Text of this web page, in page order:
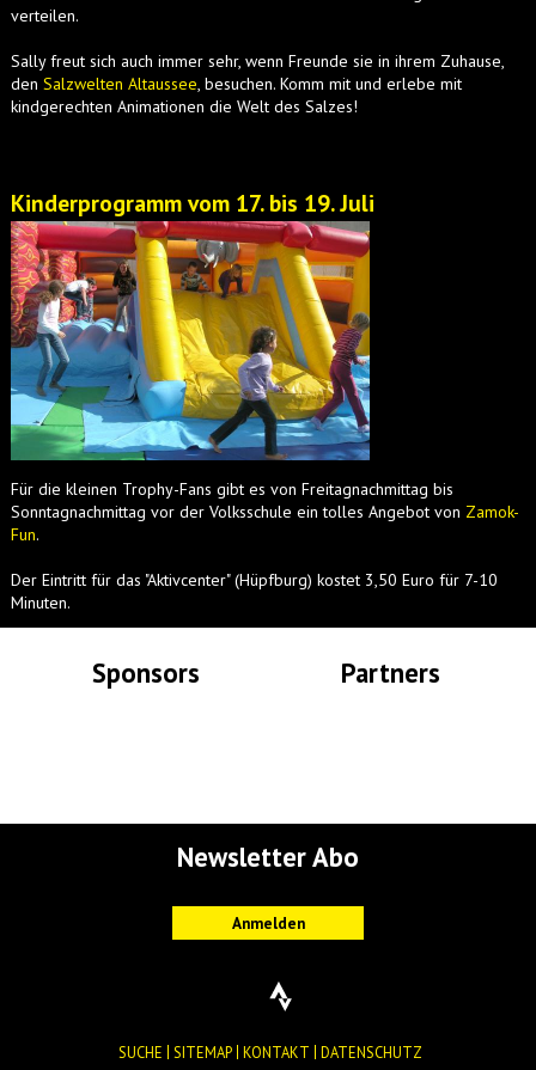
verteilen.
Sally freut sich auch immer sehr, wenn Freunde sie in ihrem Zuhause,
den Salzwelten Altaussee, besuchen. Komm mit und erlebe mit
kindgerechten Animationen die Welt des Salzes!
Kinderprogramm vom 17. bis 19. Juli
Für die kleinen Trophy-Fans gibt es von Freitagnachmittag bis
Sonntagnachmittag vor der Volksschule ein tolles Angebot von Zamok-
Fun.
Der Eintritt für das "Aktivcenter" (Hüpfburg) kostet 3,50 Euro für 7-10
Minuten.
Sponsors Partners
Newsletter Abo
SUCHE SITEMAP KONTAKT DATENSCHUTZ